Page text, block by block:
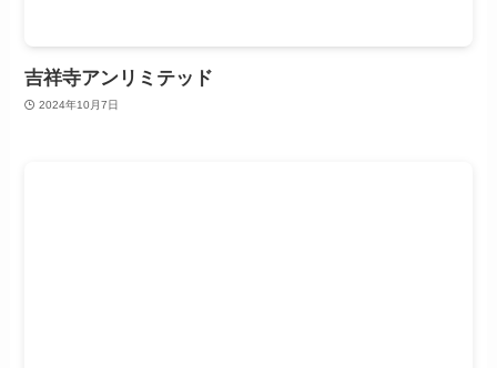
吉祥寺アンリミテッド
2024年10月7日